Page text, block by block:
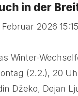
in der
Februar 2026 15:15
Winter-
(2.2.), 20
Džeko, Dejan